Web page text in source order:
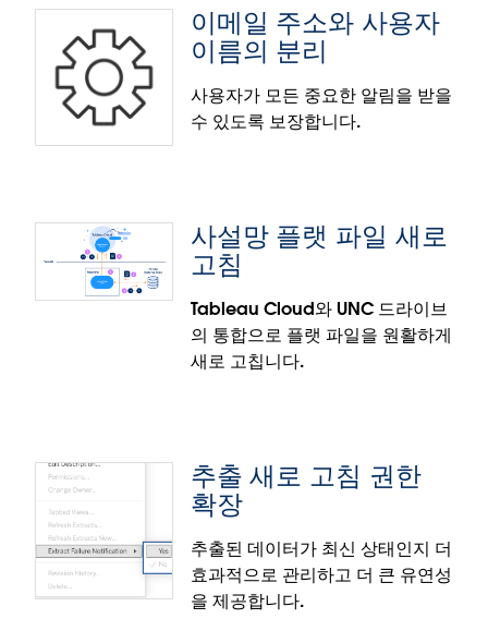
용자가 데이터를 효과적으로 탐색하고 분석할 수 있도
록 합니다.
데이터 모델 보기
도구는 논리적 테이블 간의 관계를 이해하도록 도와주
며 올바른 필드를 사용하고 있는지 확인해 줍니다. 비
주얼리제이션을 수정하면 데이터 모델 보기가 실시간
으로 업데이트되므로 분석 결과와 인사이트를 확신할
이메일 주소와 사용자
이름의 분리
사용자가 모든 중요한 알림을 받을
수 있도록 보장합니다.
이메일 주소와 사용자 이름의 분
관리자는 Tableau Cloud 사용자가 알림 목적으로 이
메일을 업데이트하게 할 수 있습니다. 사용자가 오래된
과 이메일 주소 필드를 분리함으로써 사용자가
Tableau Cloud에서 중요한 알림을 받아 계속 최신 정
보를 얻을 수 있습니다.
참고: Tableau는 이 기능을 일시적으로 해제했으며 다
시 활성화할 시기를 평가 중입니다.
사설망 플랫 파일 새로
고침
Tableau Cloud와 UNC 드라이브
의 통합으로 플랫 파일을 원활하게
새로 고칩니다.
사설망 플랫 파일 새로 고침
추출 새로 고침 권한
확장
추출된 데이터가 최신 상태인지 더
효과적으로 관리하고 더 큰 유연성
을 제공합니다.